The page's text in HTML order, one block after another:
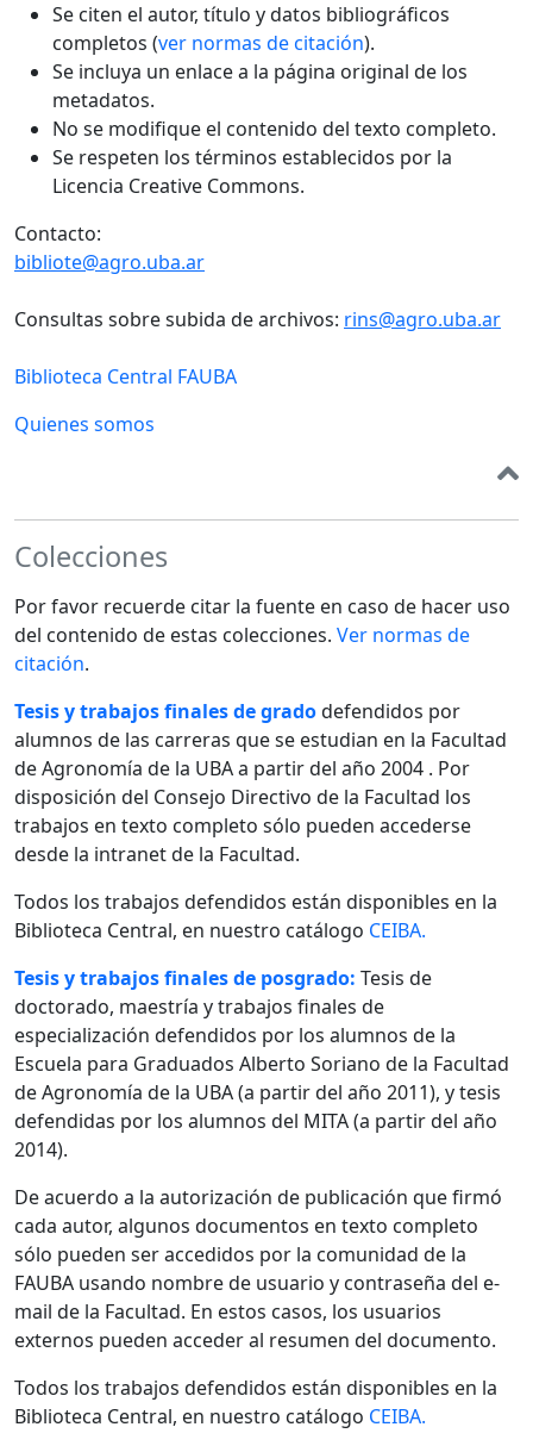
Se citen el autor, título y datos bibliográficos
completos (ver normas de citación).
Se incluya un enlace a la página original de los
metadatos.
No se modifique el contenido del texto completo.
Se respeten los términos establecidos por la
Licencia Creative Commons.
Contacto:
bibliote@agro.uba.ar
Consultas sobre subida de archivos: rins@agro.uba.ar
Biblioteca Central FAUBA
Quienes somos
Colecciones
Por favor recuerde citar la fuente en caso de hacer uso
del contenido de estas colecciones. Ver normas de
citación.
Tesis y trabajos finales de gradodefendidos por
alumnos de las carreras que se estudian en la Facultad
de Agronomía de la UBA a partir del año 2004 . Por
disposición del Consejo Directivo de la Facultad los
trabajos en texto completo sólo pueden accederse
desde la intranet de la Facultad.
Todos los trabajos defendidos están disponibles en la
Biblioteca Central, en nuestro catálogo CEIBA.
Tesis y trabajos finales de posgrado: Tesis de
doctorado, maestría y trabajos finales de
especialización defendidos por los alumnos de la
Escuela para Graduados Alberto Soriano de la Facultad
de Agronomía de la UBA (a partir del año 2011), y tesis
defendidas por los alumnos del MITA (a partir del año
2014).
De acuerdo a la autorización de publicación que firmó
cada autor, algunos documentos en texto completo
sólo pueden ser accedidos por la comunidad de la
FAUBA usando nombre de usuario y contraseña del e-
mail de la Facultad. En estos casos, los usuarios
externos pueden acceder al resumen del documento.
Todos los trabajos defendidos están disponibles en la
Biblioteca Central, en nuestro catálogo CEIBA.